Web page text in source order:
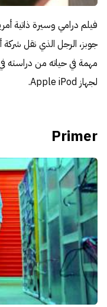
جوبز، الرجل الذي نقل شركة
مهمة في حياته من دراسته في
لجهاز Apple iPod.
Primer